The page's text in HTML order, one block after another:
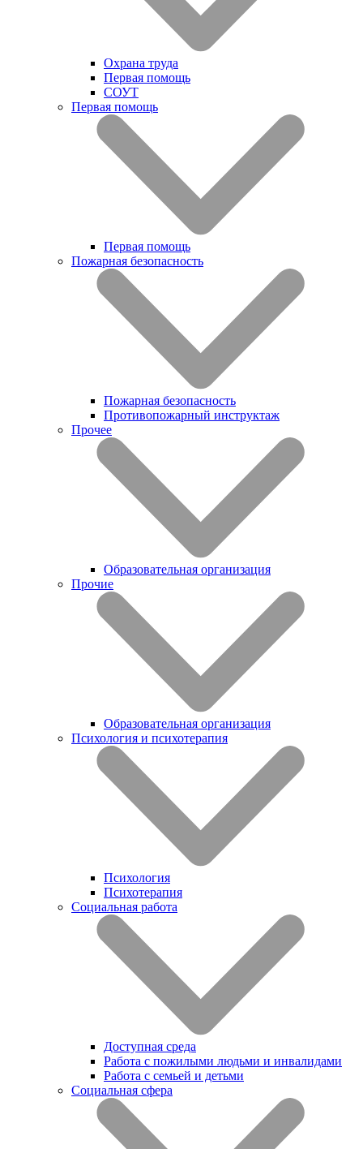
Охрана труда
Первая помощь
СОУТ
Первая помощь
Первая помощь
Пожарная безопасность
Пожарная безопасность
Противопожарный инструктаж
Прочее
Образовательная организация
Прочие
Образовательная организация
Психология и психотерапия
Психология
Психотерапия
Социальная работа
Доступная среда
Работа с пожилыми людьми и инвалидами
Работа с семьей и детьми
Социальная сфера